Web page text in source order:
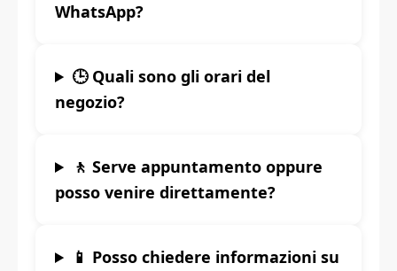
WhatsApp?
🕒 Quali sono gli orari del
negozio?
🚶 Serve appuntamento oppure
posso venire direttamente?
📱 Posso chiedere informazioni su